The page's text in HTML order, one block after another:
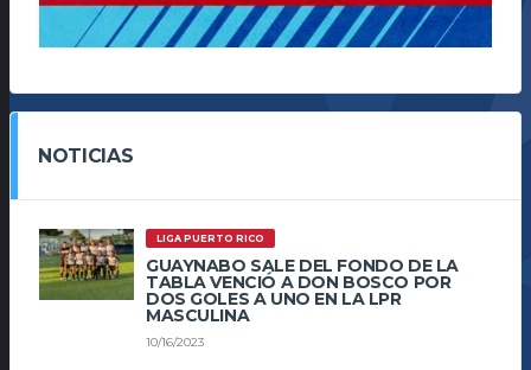
NOTICIAS
LIGA PUERTO RICO
GUAYNABO SALE DEL FONDO DE LA
TABLA VENCIÓ A DON BOSCO POR
DOS GOLES A UNO EN LA LPR
MASCULINA
10/16/2023